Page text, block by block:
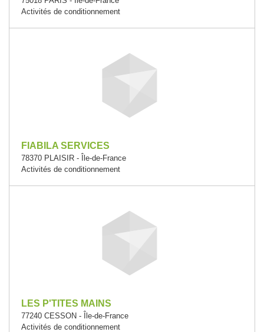
Activités de conditionnement
FIABILA SERVICES
78370 PLAISIR - Île-de-France
Activités de conditionnement
LES P'TITES MAINS
77240 CESSON - Île-de-France
Activités de conditionnement